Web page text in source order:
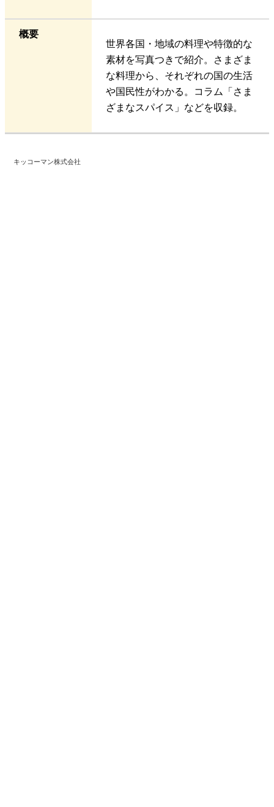
概要
世界各国・地域の料理や特徴的な
素材を写真つきで紹介。さまざま
な料理から、それぞれの国の生活
や国民性がわかる。コラム「さま
ざまなスパイス」などを収録。
キッコーマン株式会社